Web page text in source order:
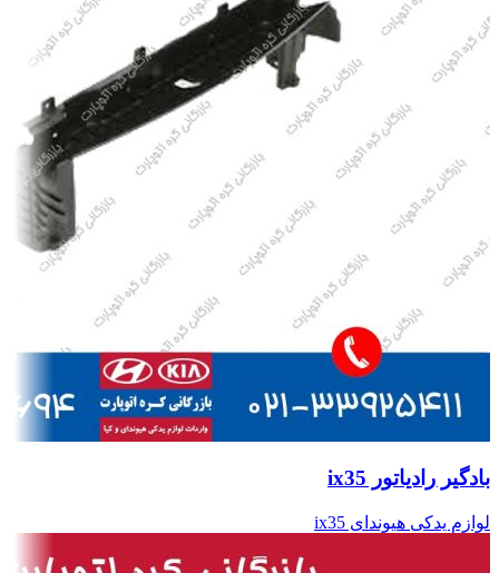
بادگیر رادیاتور ix35
لوازم یدکی هیوندای ix35